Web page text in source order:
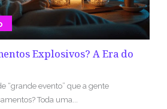
Explosivos? A Era do
“grande evento” que a gente
Toda uma...